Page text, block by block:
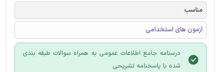
مناسب
آزمون های استخدامی
درسنامه جامع اطلاعات عمومی به همراه سوالات طبقه بندی
شده با پاسخنامه تشریحی